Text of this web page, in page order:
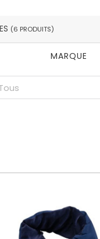
(6 PRODUITS)
MARQUE